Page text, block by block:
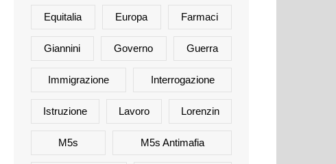
Equitalia Europa Farmaci
Giannini Governo Guerra
Immigrazione Interrogazione
Istruzione Lavoro Lorenzin
M5s M5s Antimafia